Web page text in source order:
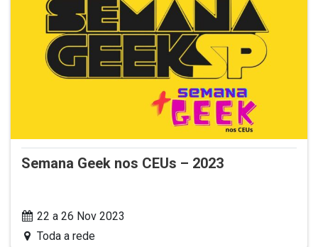
Semana Geek nos CEUs – 2023
22 a 26 Nov 2023
Toda a rede